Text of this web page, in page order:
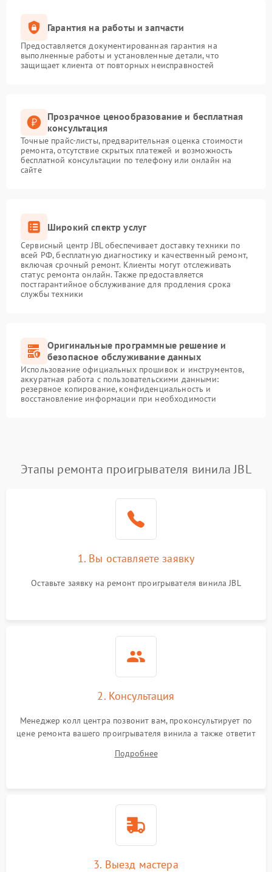
Гарантия на работы и запчасти
Предоставляется документированная гарантия на
выполненные работы и установленные детали, что
защищает клиента от повторных неисправностей
Прозрачное ценообразование и бесплатная
консультация
Точные прайс-листы, предварительная оценка стоимости
ремонта, отсутствие скрытых платежей и возможность
бесплатной консультации по телефону или онлайн на
сайте
Широкий спектр услуг
Сервисный центр JBL обеспечивает доставку техники по
всей РФ, бесплатную диагностику и качественный ремонт,
включая срочный ремонт. Клиенты могут отслеживать
статус ремонта онлайн. Также предоставляется
постгарантийное обслуживание для продления срока
службы техники
Оригинальные программные решение и
безопасное обслуживание данных
Использование официальных прошивок и инструментов,
аккуратная работа с пользовательскими данными:
резервное копирование, конфиденциальность и
восстановление информации при необходимости
Этапы ремонта проигрывателя винила JBL
1. Вы оставляете заявку
Оставьте заявку на ремонт проигрывателя винила JBL
2. Консультация
Менеджер колл центра позвонит вам, проконсультирует по
цене ремонта вашего проигрывателя винила а также ответит
Подробнее
3. Выезд мастера